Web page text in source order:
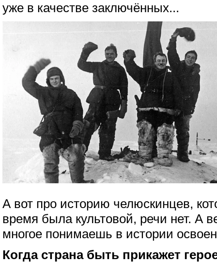
уже в качестве заключённых...
А вот про историю челюскинцев,
время была культовой, речи нет. А
многое понимаешь в истории
Когда страна быть прикажет